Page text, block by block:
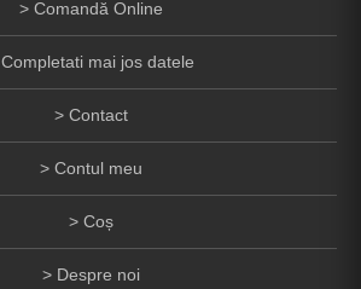
Comandă Online
Completati mai jos datele
Contact
Contul meu
Coș
Despre noi